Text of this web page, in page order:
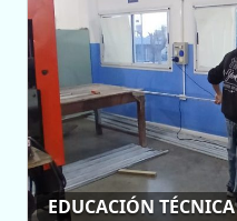
EDUCACIÓN TÉCNICA